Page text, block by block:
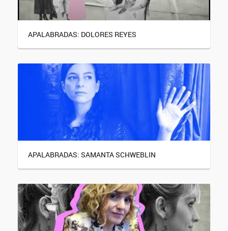
APALABRADAS: DOLORES REYES
APALABRADAS: SAMANTA SCHWEBLIN